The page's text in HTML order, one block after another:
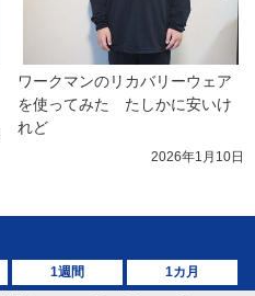
ワークマンのリカバリーウェア
を使ってみた　たしかに安いけ
れど
2026年1月10日
1週間 1カ月